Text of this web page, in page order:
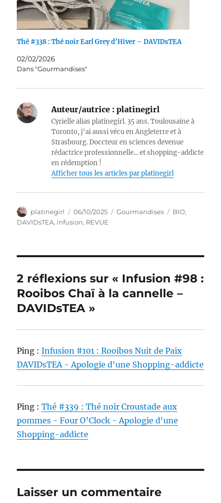
Thé #338 : Thé noir Earl Grey d’Hiver – DAVIDsTEA
02/02/2026
Dans "Gourmandises"
Auteur/autrice : platinegirl
Cyrielle alias platinegirl. 35 ans. Toulousaine à
Toronto, j'ai aussi vécu en Angleterre et à
Strasbourg. Doccteur en sciences devenue
rédactrice professionnelle... et shopping-addicte
en rédemption !
Afficher tous les articles par platinegirl
Auteur
platinegirl
Publié
le
06/10/2025 Catégories
Gourmandises Étiquettes
BIO,
DAVIDsTEA, infusion, REVUE
2 réflexions sur « Infusion #98 :
Rooibos Chaï à la cannelle –
DAVIDsTEA »
Ping :Infusion #101 : Rooibos Nuit de Paix
DAVIDsTEA - Apologie d'une Shopping-addicte
Ping :Thé #339 : Thé noir Croustade aux
pommes - Four O'Clock - Apologie d'une
Shopping-addicte
Laisser un commentaire